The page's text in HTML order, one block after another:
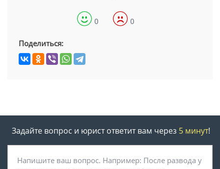
0 0
Поделиться:
Задайте вопрос и юрист ответит вам через 5 минут!